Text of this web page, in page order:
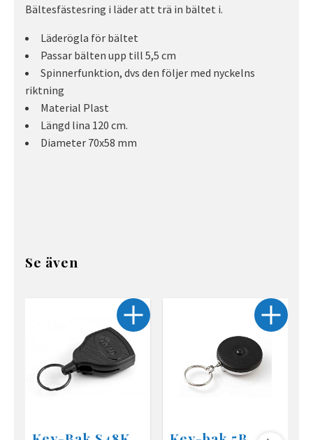
Bältesfästesring i läder att trä in bältet i.
Läderögla för bältet
Passar bälten upp till 5,5 cm
Spinnerfunktion, dvs den följer med nyckelns
riktning
Material Plast
Längd lina 120 cm.
Diameter 70x58 mm
Se även